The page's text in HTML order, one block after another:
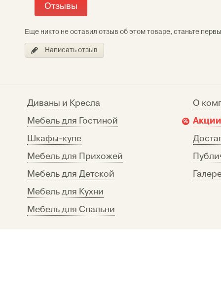
Отзывы
Еще никто не оставил отзыв об этом товаре, станьте
Написать отзыв
Диваны и Кресла
Мебель для Гостиной
Шкафы-купе
Мебель для Прихожей
Мебель для Детской
Мебель для Кухни
Мебель для Спальни
О